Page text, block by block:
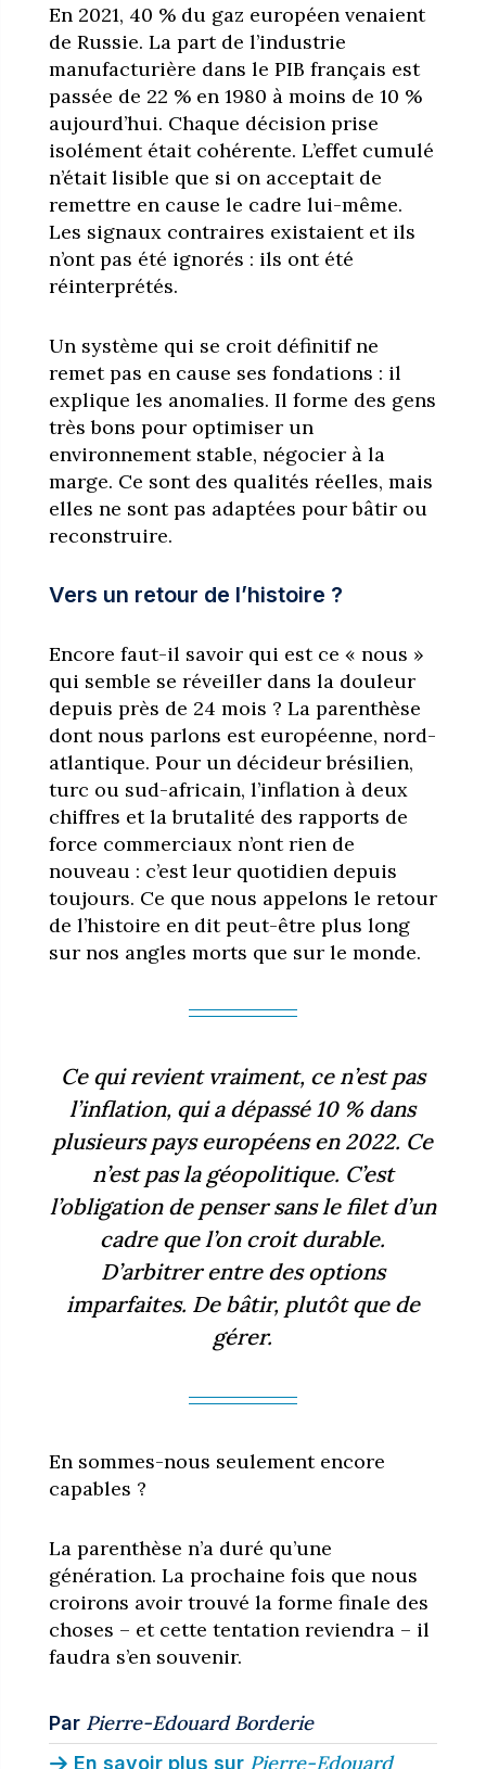
En 2021, 40 % du gaz européen venaient
de Russie. La part de l’industrie
manufacturière dans le PIB français est
passée de 22 % en 1980 à moins de 10 %
aujourd’hui. Chaque décision prise
isolément était cohérente. L’effet cumulé
n’était lisible que si on acceptait de
remettre en cause le cadre lui-même.
Les signaux contraires existaient et ils
n’ont pas été ignorés : ils ont été
réinterprétés.
Un système qui se croit définitif ne
remet pas en cause ses fondations : il
explique les anomalies. Il forme des gens
très bons pour optimiser un
environnement stable, négocier à la
marge. Ce sont des qualités réelles, mais
elles ne sont pas adaptées pour bâtir ou
reconstruire.
Vers un retour de l’histoire ?
Encore faut-il savoir qui est ce « nous »
qui semble se réveiller dans la douleur
depuis près de 24 mois ? La parenthèse
dont nous parlons est européenne, nord-
atlantique. Pour un décideur brésilien,
turc ou sud-africain, l’inflation à deux
chiffres et la brutalité des rapports de
force commerciaux n’ont rien de
nouveau : c’est leur quotidien depuis
toujours. Ce que nous appelons le retour
de l’histoire en dit peut-être plus long
sur nos angles morts que sur le monde.
Ce qui revient vraiment, ce n’est pas
l’inflation, qui a dépassé 10 % dans
plusieurs pays européens en 2022. Ce
n’est pas la géopolitique. C’est
l’obligation de penser sans le filet d’un
cadre que l’on croit durable.
D’arbitrer entre des options
imparfaites. De bâtir, plutôt que de
gérer.
En sommes-nous seulement encore
capables ?
La parenthèse n’a duré qu’une
génération. La prochaine fois que nous
croirons avoir trouvé la forme finale des
choses – et cette tentation reviendra – il
faudra s’en souvenir.
Par Pierre-Edouard Borderie
En savoir plus sur Pierre-Edouard